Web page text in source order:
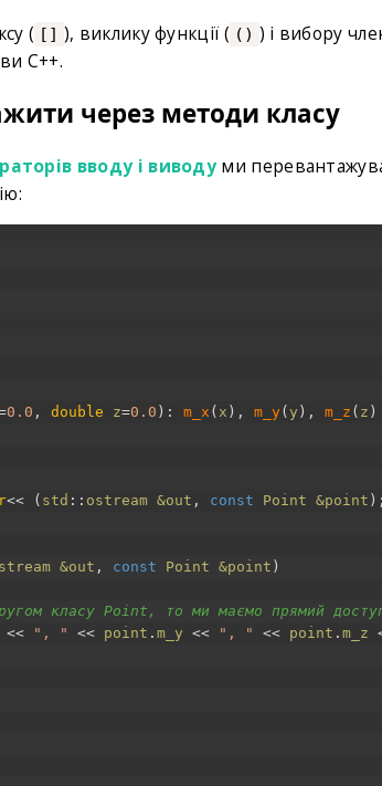
( [] ), виклику функції ( () ) і вибору
C++.
через методи класу
вводу і виводуми
0.0 , double z=0.0 ) : m_x ( x ) , m_y( y ) , m_z ( z )
<< ( std :: ostream &out , const Point &point ) ;
&out , const Point &point )
класу Point, то ми маємо прямий
<< ", " << point . m_y << ", " << point . m_z